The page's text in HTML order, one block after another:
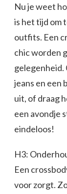
Nu je weet
is het tijd om
outfits. Een
chic worden
gelegenheid.
jeans en een
uit, of draag
een avondje
eindeloos!
H3:
Een
voor zorgt.